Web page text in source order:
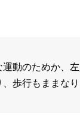
動のためか、
歩行もままな